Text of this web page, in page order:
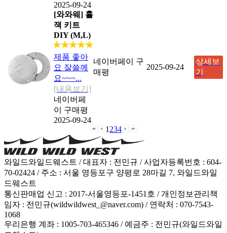
2025-09-24
[와와웨] 홀
잭 키트
DIY (M,L)
★★★★★
제품 좋아
요 잘쓸께
요~~~...
[내용보기]
네이버페
이 구매평
2025-09-24
네이버페이 구
매평
2025-09-24
상세보
기
1 234
와일드와일드웨스트 / 대표자 : 전민규 / 사업자등록번호 : 604-
70-02424 / 주소 : 서울 영등포구 양평로 28마길 7, 와일드와일
드웨스트
통신판매업 신고 : 2017-서울영등포-1451호 / 개인정보관리책
임자 : 전민규(wildwildwest_@naver.com) / 연락처 : 070-7543-
1068
우리은행 계좌 : 1005-703-465346 / 예금주 : 전민규(와일드와일